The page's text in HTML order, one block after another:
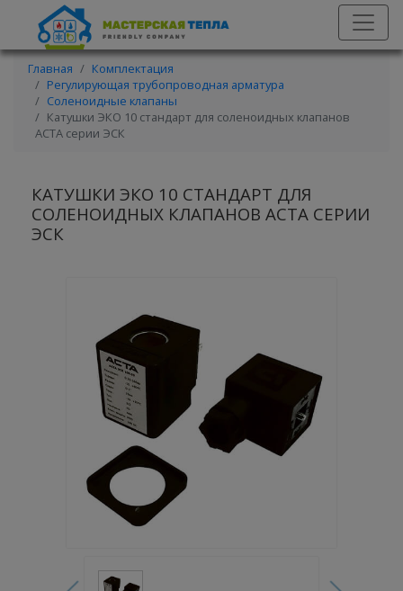
Главная
Комплектация
Регулирующая трубопроводная арматура
Соленоидные клапаны
Катушки ЭКО 10 стандарт для соленоидных клапанов
АСТА серии ЭСК
КАТУШКИ ЭКО 10 СТАНДАРТ ДЛЯ
СОЛЕНОИДНЫХ КЛАПАНОВ АСТА СЕРИИ
ЭСК